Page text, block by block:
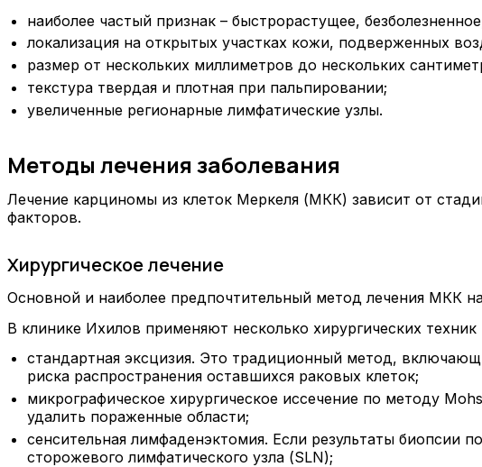
наиболее частый признак – быстрорастущее,
локализация на открытых участках кожи, подверженных
размер от нескольких миллиметров до нескольких
текстура твердая и плотная при пальпировании;
увеличенные регионарные лимфатические узлы.
Методы лечения заболевания
Лечение карциномы из клеток Меркеля (МКК) зависит от
факторов.
Хирургическое лечение
Основной и наиболее предпочтительный метод лечения МКК
В клинике Ихилов применяют несколько хирургических
стандартная эксцизия. Это традиционный метод,
риска распространения оставшихся раковых клеток;
микрографическое хирургическое иссечение по методу
удалить пораженные области;
сенсительная лимфаденэктомия. Если результаты биопсии
сторожевого лимфатического узла (SLN);